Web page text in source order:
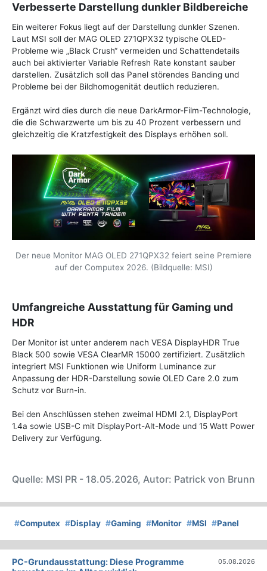
Verbesserte Darstellung dunkler Bildbereiche
Ein weiterer Fokus liegt auf der Darstellung dunkler Szenen.
Laut MSI soll der MAG OLED 271QPX32 typische OLED-
Probleme wie „Black Crush“ vermeiden und Schattendetails
auch bei aktivierter Variable Refresh Rate konstant sauber
darstellen. Zusätzlich soll das Panel störendes Banding und
Probleme bei der Bildhomogenität deutlich reduzieren.
Ergänzt wird dies durch die neue DarkArmor-Film-Technologie,
die die Schwarzwerte um bis zu 40 Prozent verbessern und
gleichzeitig die Kratzfestigkeit des Displays erhöhen soll.
Der neue Monitor MAG OLED 271QPX32 feiert seine Premiere
auf der Computex 2026. (Bildquelle: MSI)
Umfangreiche Ausstattung für Gaming und
HDR
Der Monitor ist unter anderem nach VESA DisplayHDR True
Black 500 sowie VESA ClearMR 15000 zertifiziert. Zusätzlich
integriert MSI Funktionen wie Uniform Luminance zur
Anpassung der HDR-Darstellung sowie OLED Care 2.0 zum
Schutz vor Burn-in.
Bei den Anschlüssen stehen zweimal HDMI 2.1, DisplayPort
1.4a sowie USB-C mit DisplayPort-Alt-Mode und 15 Watt Power
Delivery zur Verfügung.
Quelle: MSI PR - 18.05.2026, Autor: Patrick von Brunn
#Computex #Display #Gaming #Monitor #MSI #Panel
PC-Grundausstattung: Diese Programme
05.08.2026